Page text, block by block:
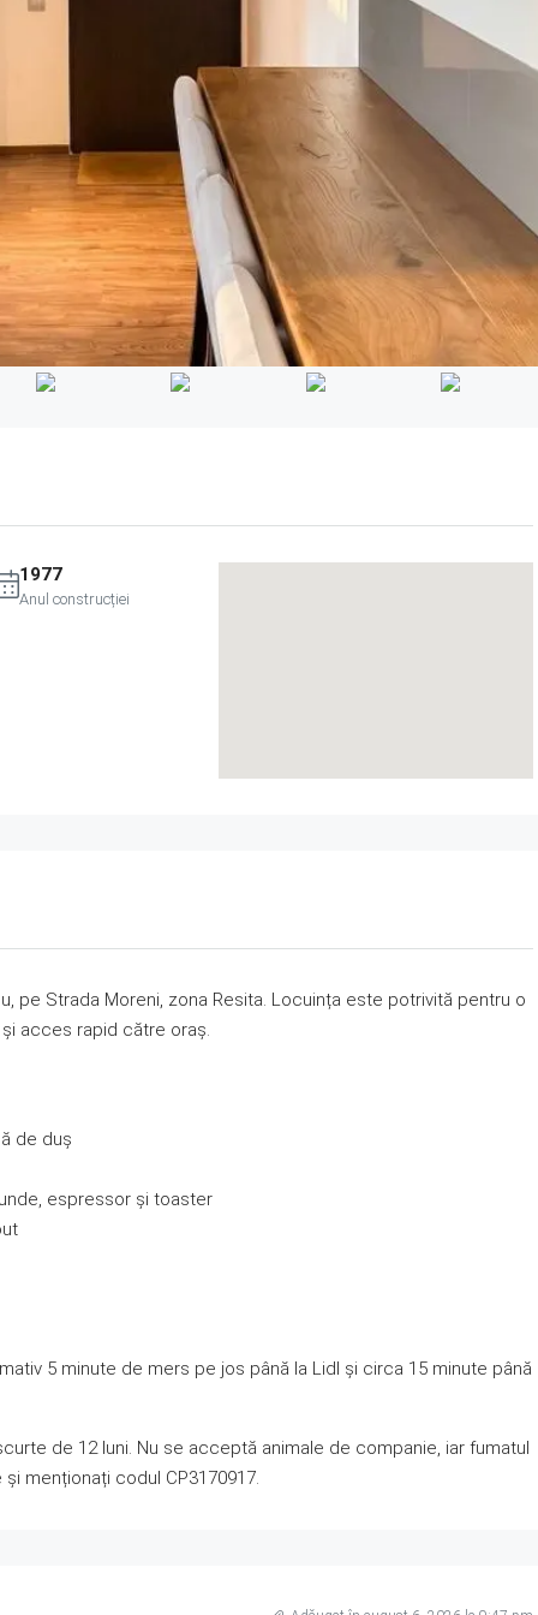
1977
Anul construcției
pe Strada Moreni, zona Resita. Locuința este potrivită pentru o
acces rapid către oraș.
de duș
espressor și toaster
5 minute de mers pe jos până la Lidl și circa 15 minute până
de 12 luni. Nu se acceptă animale de companie, iar fumatul
menționați codul CP3170917.